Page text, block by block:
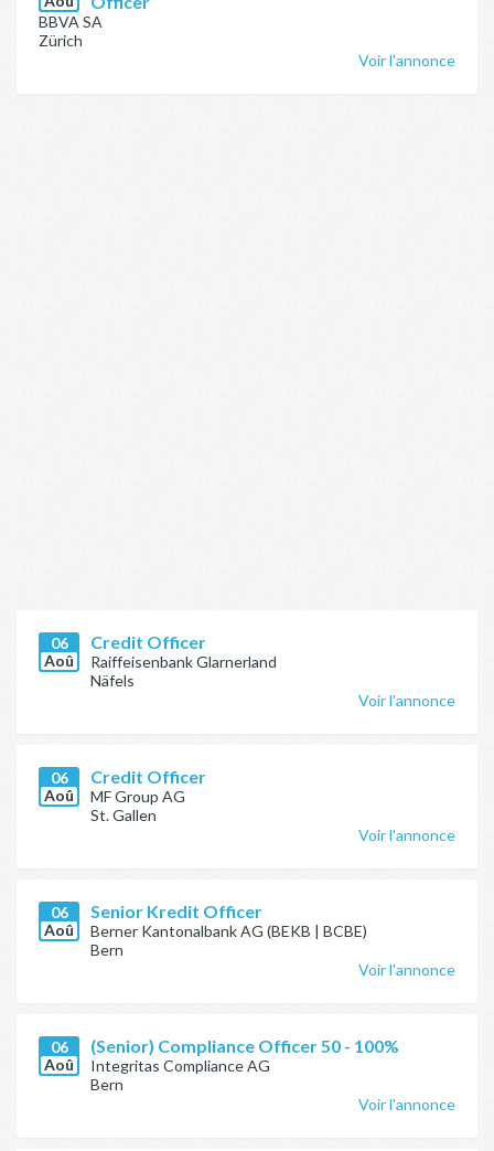
BBVA SA
Zürich
Voir l'annonce
06
Aoû
Credit Officer
Raiffeisenbank Glarnerland
Näfels
Voir l'annonce
06
Aoû
Credit Officer
MF Group AG
St. Gallen
Voir l'annonce
06
Aoû
Senior Kredit Officer
Berner Kantonalbank AG (BEKB | BCBE)
Bern
Voir l'annonce
06
Aoû
(Senior) Compliance Officer 50 - 100%
Integritas Compliance AG
Bern
Voir l'annonce